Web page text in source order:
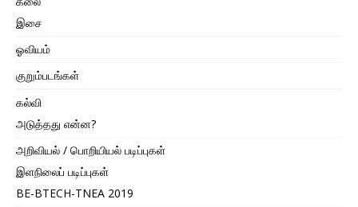
இசை
ஓவியம்
குறும்படங்கள்
கல்வி
அடுத்தது என்ன?
அறிவியல் / பொறியியல் படிப்புகள்
இளநிலைப் படிப்புகள்
BE-BTECH-TNEA 2019